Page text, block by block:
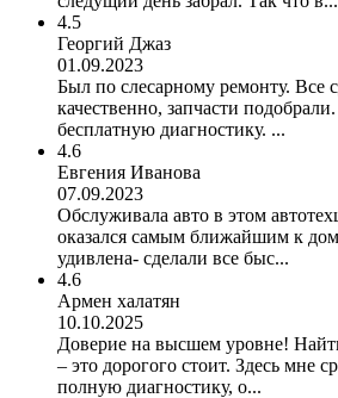
4.5
Георгий Джаз
01.09.2023
Был по слесарному ремонту. Все
качественно, запчасти
бесплатную диагностику. ...
4.6
Евгения Иванова
07.09.2023
Обслуживала авто в этом
оказался самым ближайшим к
удивлена- сделали все быс...
4.6
Армен халатян
10.10.2025
Доверие на высшем уровне!
– это дорогого стоит. Здесь мне
полную диагностику, о...